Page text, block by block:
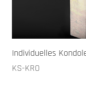
Individuelles
KS-KRO